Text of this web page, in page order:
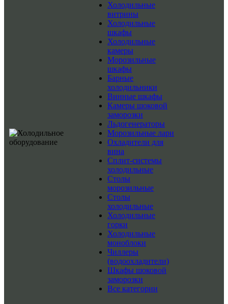
Холодильные
витрины
Холодильные
шкафы
Холодильные
камеры
Морозильные
шкафы
Барные
холодильники
Винные шкафы
Камеры шоковой
заморозки
Льдогенераторы
Морозильные лари
Охладители для
вина
Сплит-системы
холодильные
Столы
морозильные
Столы
холодильные
Холодильные
горки
Холодильные
моноблоки
Чиллеры
(водоохладители)
Шкафы шоковой
заморозки
Все категории